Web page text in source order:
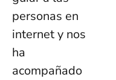
personas en
internet y nos
ha
acompañado